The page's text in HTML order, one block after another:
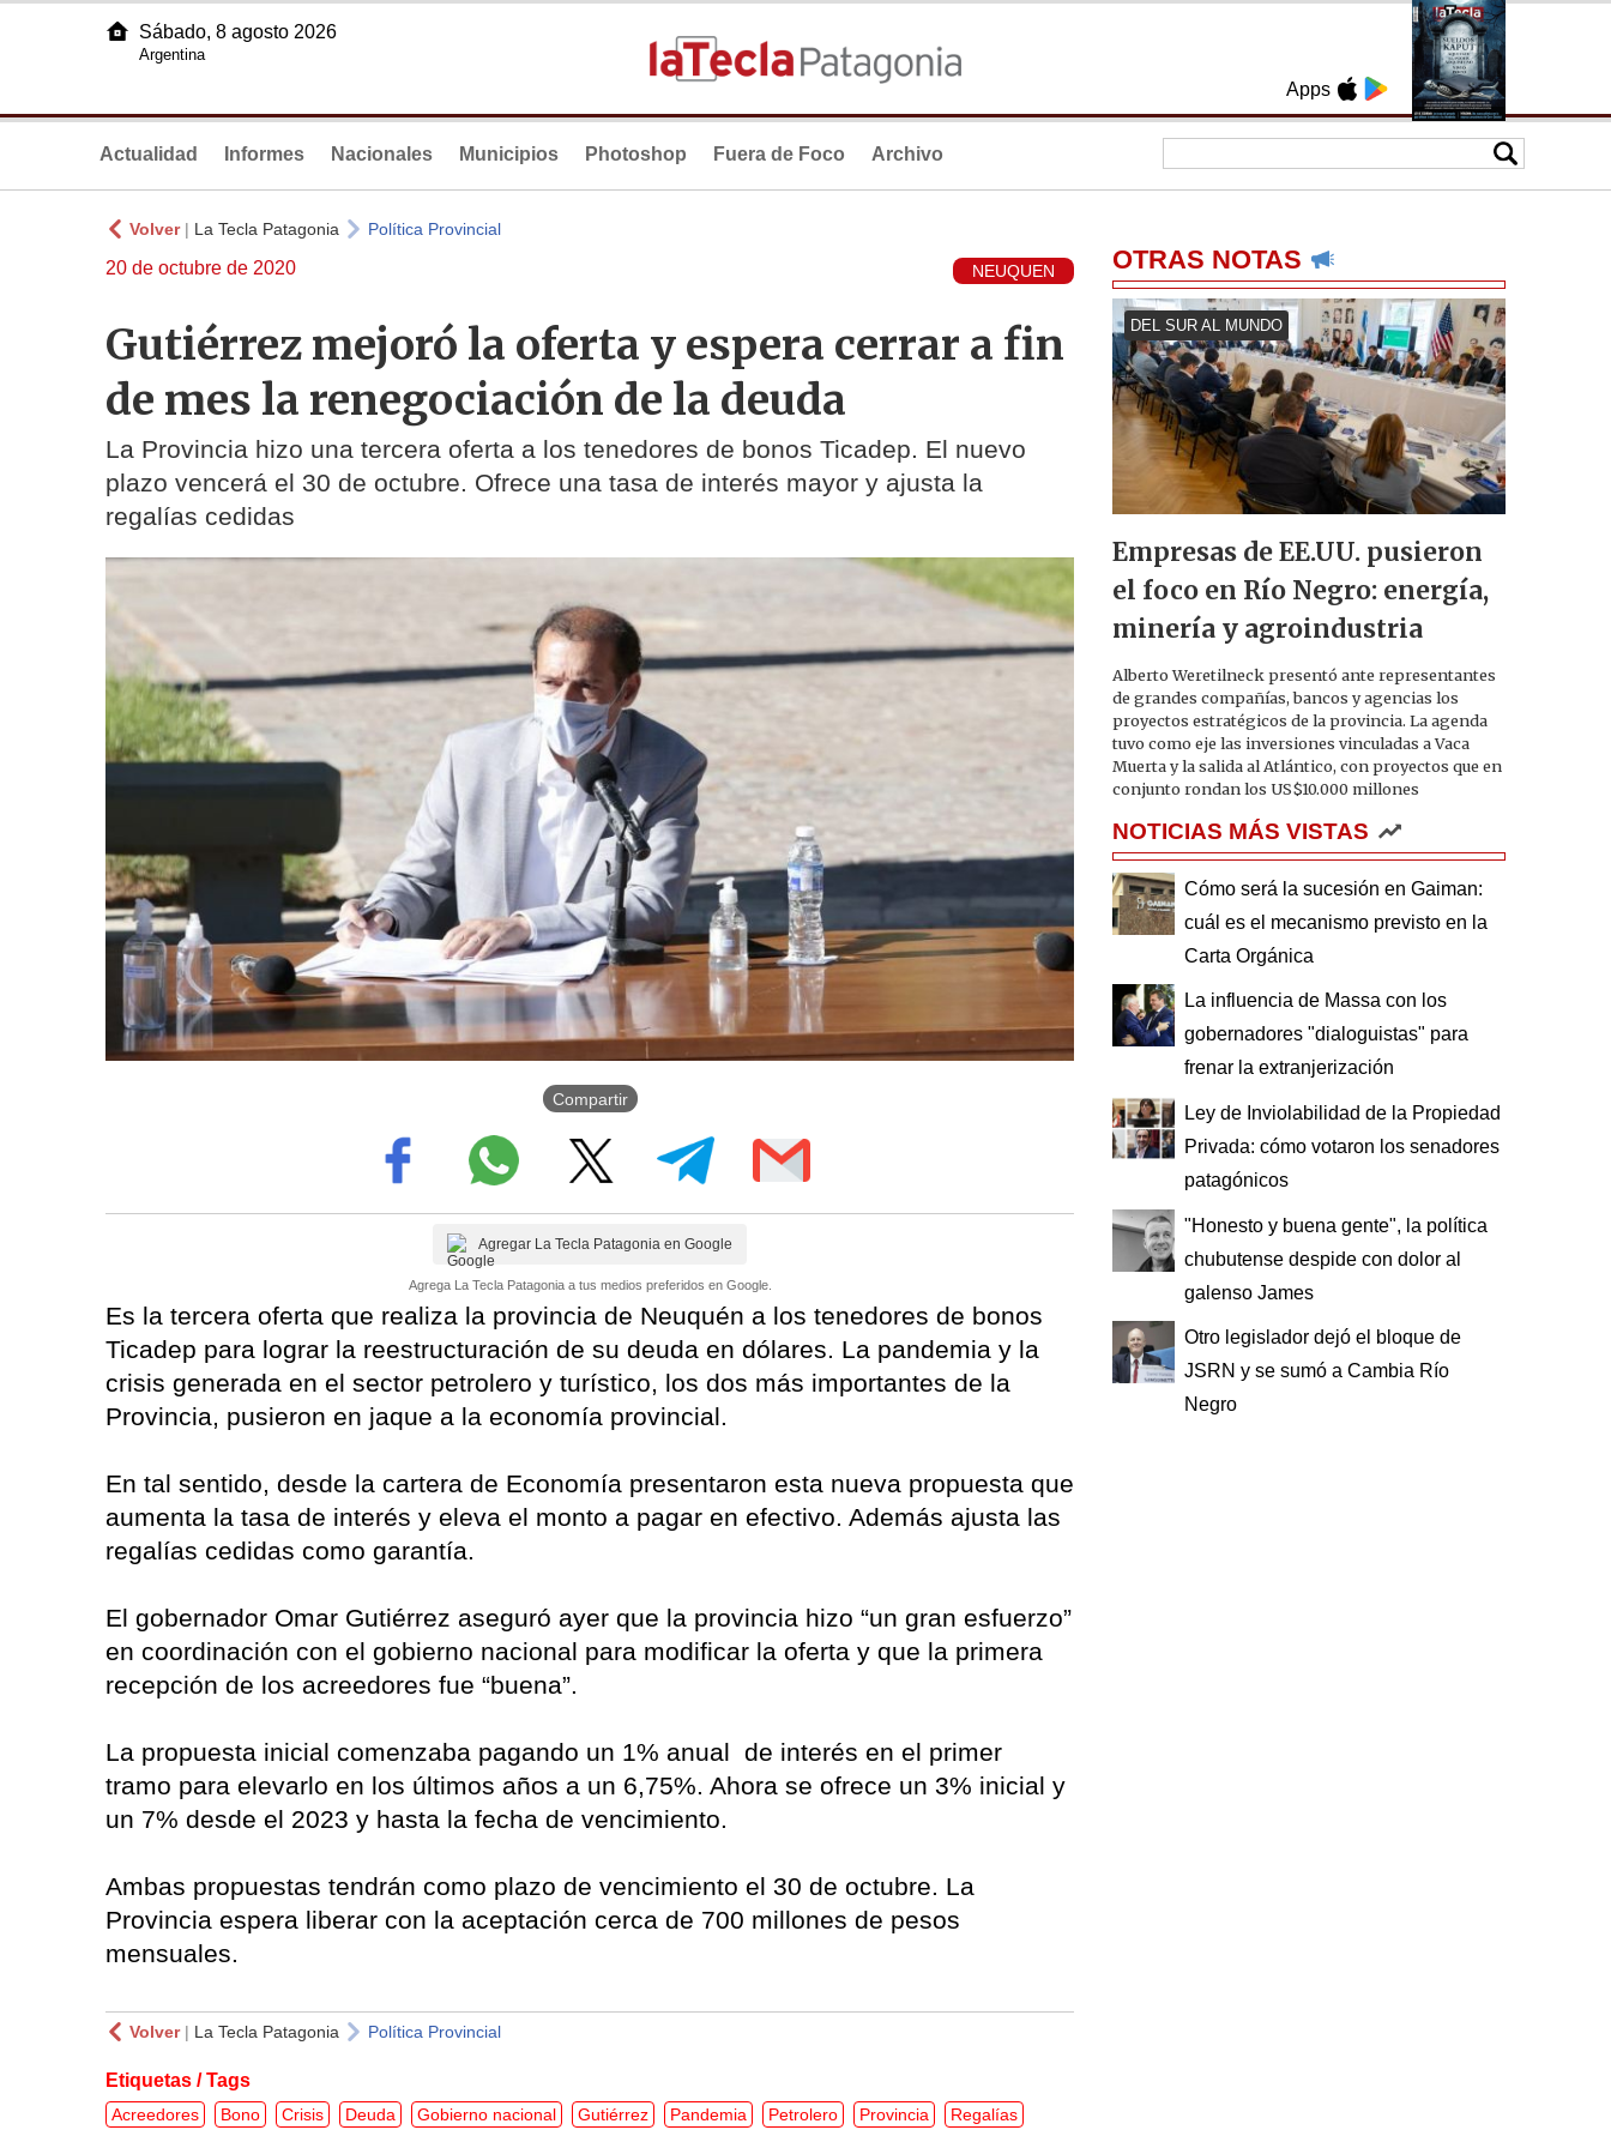
Apps
Sábado, 8 agosto 2026
Argentina
Actualidad Informes Nacionales Municipios Photoshop Fuera de Foco Archivo
Volver| La Tecla Patagonia Política Provincial
20 de octubre de 2020 NEUQUEN
Gutiérrez mejoró la oferta y espera cerrar a fin
de mes la renegociación de la deuda
La Provincia hizo una tercera oferta a los tenedores de bonos Ticadep. El nuevo
plazo vencerá el 30 de octubre. Ofrece una tasa de interés mayor y ajusta la
regalías cedidas
Compartir
Agregar La Tecla Patagonia en Google
Agrega La Tecla Patagonia a tus medios preferidos en Google.
Es la tercera oferta que realiza la provincia de Neuquén a los tenedores de bonos
Ticadep para lograr la reestructuración de su deuda en dólares. La pandemia y la
crisis generada en el sector petrolero y turístico, los dos más importantes de la
Provincia, pusieron en jaque a la economía provincial.
En tal sentido, desde la cartera de Economía presentaron esta nueva propuesta que
aumenta la tasa de interés y eleva el monto a pagar en efectivo. Además ajusta las
regalías cedidas como garantía.
El gobernador Omar Gutiérrez aseguró ayer que la provincia hizo “un gran esfuerzo”
en coordinación con el gobierno nacional para modificar la oferta y que la primera
recepción de los acreedores fue “buena”.
La propuesta inicial comenzaba pagando un 1% anual de interés en el primer
tramo para elevarlo en los últimos años a un 6,75%. Ahora se ofrece un 3% inicial y
un 7% desde el 2023 y hasta la fecha de vencimiento.
Ambas propuestas tendrán como plazo de vencimiento el 30 de octubre. La
Provincia espera liberar con la aceptación cerca de 700 millones de pesos
mensuales.
Volver| La Tecla Patagonia Política Provincial
Etiquetas / Tags
Acreedores Bono Crisis Deuda Gobierno nacional Gutiérrez Pandemia Petrolero Provincia Regalías
OTRAS NOTAS
DEL SUR AL MUNDO
Empresas de EE.UU. pusieron
el foco en Río Negro: energía,
minería y agroindustria
Alberto Weretilneck presentó ante representantes
de grandes compañías, bancos y agencias los
proyectos estratégicos de la provincia. La agenda
tuvo como eje las inversiones vinculadas a Vaca
Muerta y la salida al Atlántico, con proyectos que en
conjunto rondan los US$10.000 millones
NOTICIAS MÁS VISTAS
Cómo será la sucesión en Gaiman:
cuál es el mecanismo previsto en la
Carta Orgánica
La influencia de Massa con los
gobernadores "dialoguistas" para
frenar la extranjerización
Ley de Inviolabilidad de la Propiedad
Privada: cómo votaron los senadores
patagónicos
"Honesto y buena gente", la política
chubutense despide con dolor al
galenso James
Otro legislador dejó el bloque de
JSRN y se sumó a Cambia Río
Negro